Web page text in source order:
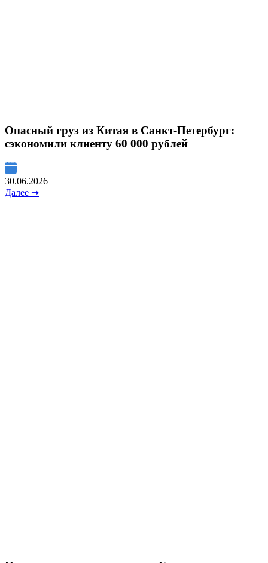
Опасный груз из Китая в Санкт-Петербург:
сэкономили клиенту 60 000 рублей
30.06.2026
Далее ➞